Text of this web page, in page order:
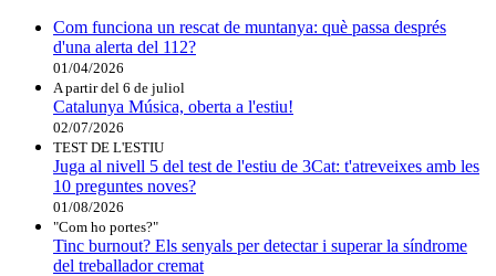
Com funciona un rescat de muntanya: què passa després
d'una alerta del 112?
01/04/2026
A partir del 6 de juliol
Catalunya Música, oberta a l'estiu!
02/07/2026
TEST DE L'ESTIU
Juga al nivell 5 del test de l'estiu de 3Cat: t'atreveixes amb les
10 preguntes noves?
01/08/2026
"Com ho portes?"
Tinc burnout? Els senyals per detectar i superar la síndrome
del treballador cremat